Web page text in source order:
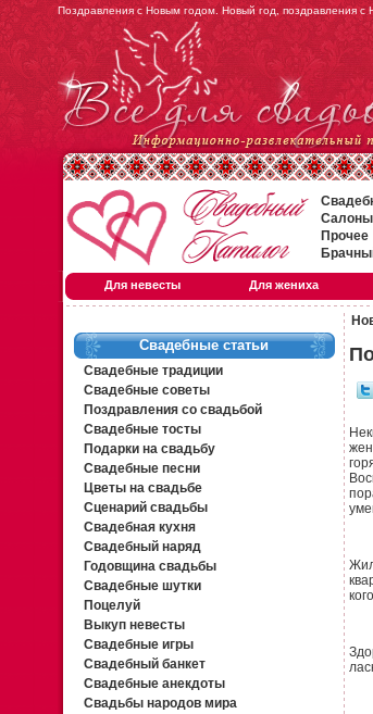
Поздравления с Новым годом. Новый год, поздравления с
Салоны
Прочее
Для невесты Для жениха
Свадебные статьи
Свадебные традиции
Свадебные советы
Поздравления со свадьбой
Свадебные тосты
Подарки на свадьбу
Свадебные песни
Цветы на свадьбе
Сценарий свадьбы
Свадебная кухня
Свадебный наряд
Годовщина свадьбы
Свадебные шутки
Поцелуй
Выкуп невесты
Свадебные игры
Свадебный банкет
Свадебные анекдоты
Свадьбы народов мира